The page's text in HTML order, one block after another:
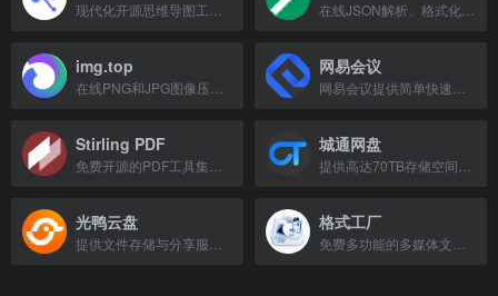
img.top 网易会议
Stirling PDF 城通网盘
光鸭云盘 格式工厂